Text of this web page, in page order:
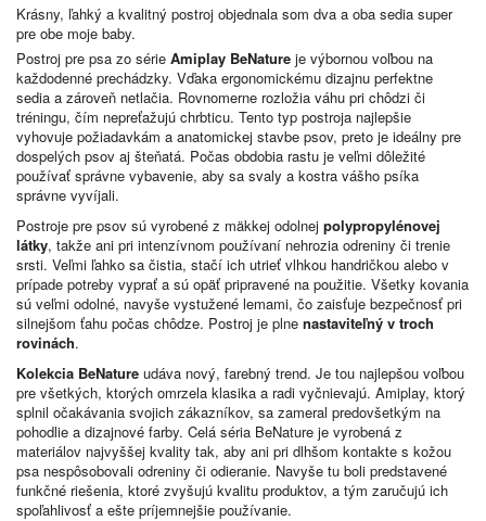
Krásny, ľahký a kvalitný postroj objednala som dva a oba sedia super
pre obe moje baby.
Postroj pre psa zo série Amiplay BeNature je výbornou voľbou na
každodenné prechádzky. Vďaka ergonomickému dizajnu perfektne
sedia a zároveň netlačia. Rovnomerne rozložia váhu pri chôdzi či
tréningu, čím nepreťažujú chrbticu. Tento typ postroja najlepšie
vyhovuje požiadavkám a anatomickej stavbe psov, preto je ideálny pre
dospelých psov aj šteňatá. Počas obdobia rastu je veľmi dôležité
používať správne vybavenie, aby sa svaly a kostra vášho psíka
správne vyvíjali.
Postroje pre psov sú vyrobené z mäkkej odolnej polypropylénovej
látky, takže ani pri intenzívnom používaní nehrozia odreniny či trenie
srsti. Veľmi ľahko sa čistia, stačí ich utrieť vlhkou handričkou alebo v
prípade potreby vyprať a sú opäť pripravené na použitie. Všetky kovania
sú veľmi odolné, navyše vystužené lemami, čo zaisťuje bezpečnosť pri
silnejšom ťahu počas chôdze. Postroj je plne nastaviteľný v troch
rovinách.
Kolekcia BeNature udáva nový, farebný trend. Je tou najlepšou voľbou
pre všetkých, ktorých omrzela klasika a radi vyčnievajú. Amiplay, ktorý
splnil očakávania svojich zákazníkov, sa zameral predovšetkým na
pohodlie a dizajnové farby. Celá séria BeNature je vyrobená z
materiálov najvyššej kvality tak, aby ani pri dlhšom kontakte s kožou
psa nespôsobovali odreniny či odieranie. Navyše tu boli predstavené
funkčné riešenia, ktoré zvyšujú kvalitu produktov, a tým zaručujú ich
spoľahlivosť a ešte príjemnejšie používanie.